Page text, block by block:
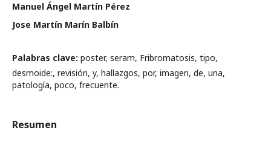
Manuel Ángel Martín Pérez
Jose Martín Marín Balbín
Palabras clave: poster, seram, Fribromatosis, tipo,
desmoide:, revisión, y, hallazgos, por, imagen, de, una,
patología, poco, frecuente.
Resumen